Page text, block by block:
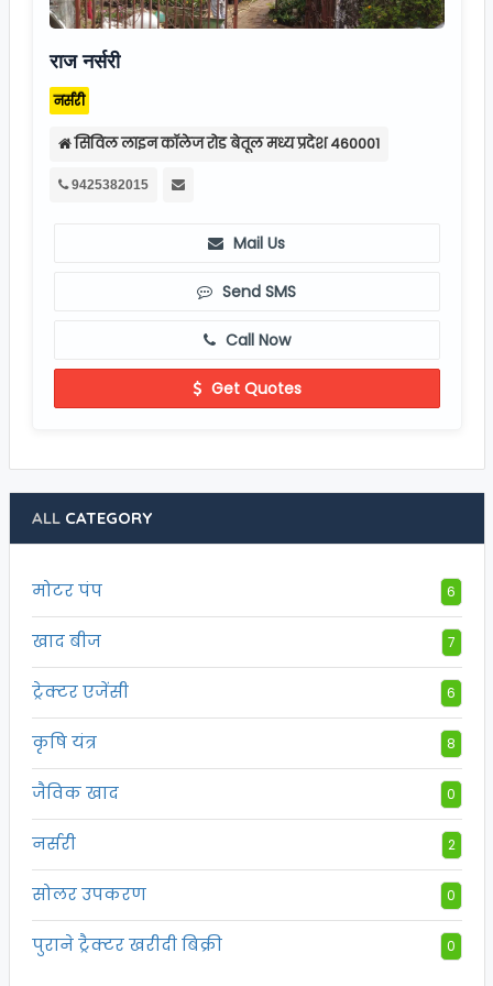
राज नर्सरी
नर्सरी
सिविल लाइन कॉलेज रोड बेतूल मध्य प्रदेश 460001
9425382015
Send SMS
Call Now
Get Quotes
ALLCATEGORY
मोटर पंप 6
खाद बीज 7
ट्रेक्टर एजेंसी 6
कृषि यंत्र 8
जैविक खाद 0
नर्सरी 2
सोलर उपकरण 0
पुराने ट्रैक्टर खरीदी बिक्री 0